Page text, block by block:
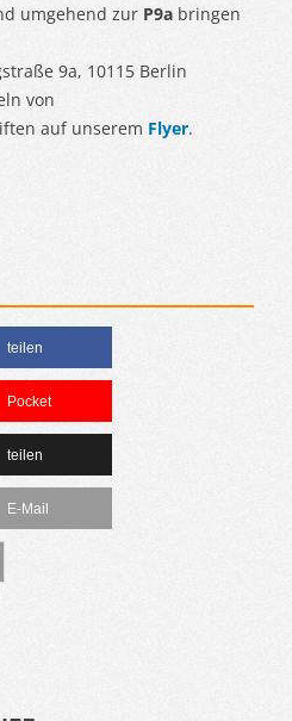
umgehend zur P9a bringen
9a, 10115 Berlin
von
auf unserem Flyer.
teilen
Pocket
teilen
E-Mail